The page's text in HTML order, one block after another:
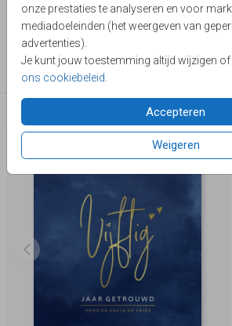
onze prestaties te analyseren en voor
mediadoeleinden (het weergeven van
advertenties).
Je kunt jouw toestemming altijd wijzigen
ons cookiebeleid
Accepteren
Weigeren
zwarte tekst kun je ook makkelijk zelf
koperfolie. Zilver en goudfolie ook
Toon meer
Collectie
Foliedruk zelf maken
Deze producten zijn wellicht ook